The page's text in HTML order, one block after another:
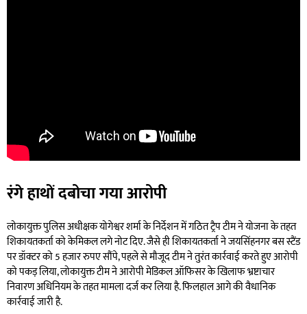
रंगे हाथों दबोचा गया आरोपी
लोकायुक्त पुलिस अधीक्षक योगेश्वर शर्मा के निर्देशन में गठित ट्रैप टीम ने योजना के तहत
शिकायतकर्ता को केमिकल लगे नोट दिए. जैसे ही शिकायतकर्ता ने जयसिंहनगर बस स्टैंड
पर डॉक्टर को 5 हजार रुपए सौंपे, पहले से मौजूद टीम ने तुरंत कार्रवाई करते हुए आरोपी
को पकड़ लिया, लोकायुक्त टीम ने आरोपी मेडिकल ऑफिसर के खिलाफ भ्रष्टाचार
निवारण अधिनियम के तहत मामला दर्ज कर लिया है. फिलहाल आगे की वैधानिक
कार्रवाई जारी है.